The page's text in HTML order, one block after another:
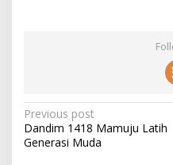
P
o
Previous post
Dandim 1418 Mamuju Latih
Generasi Muda